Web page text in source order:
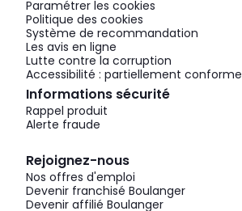
Paramétrer les cookies
Politique des cookies
Système de recommandation
Les avis en ligne
Lutte contre la corruption
Accessibilité : partiellement conforme
Informations sécurité
Rappel produit
Alerte fraude
Rejoignez-nous
Nos offres d'emploi
Devenir franchisé Boulanger
Devenir affilié Boulanger